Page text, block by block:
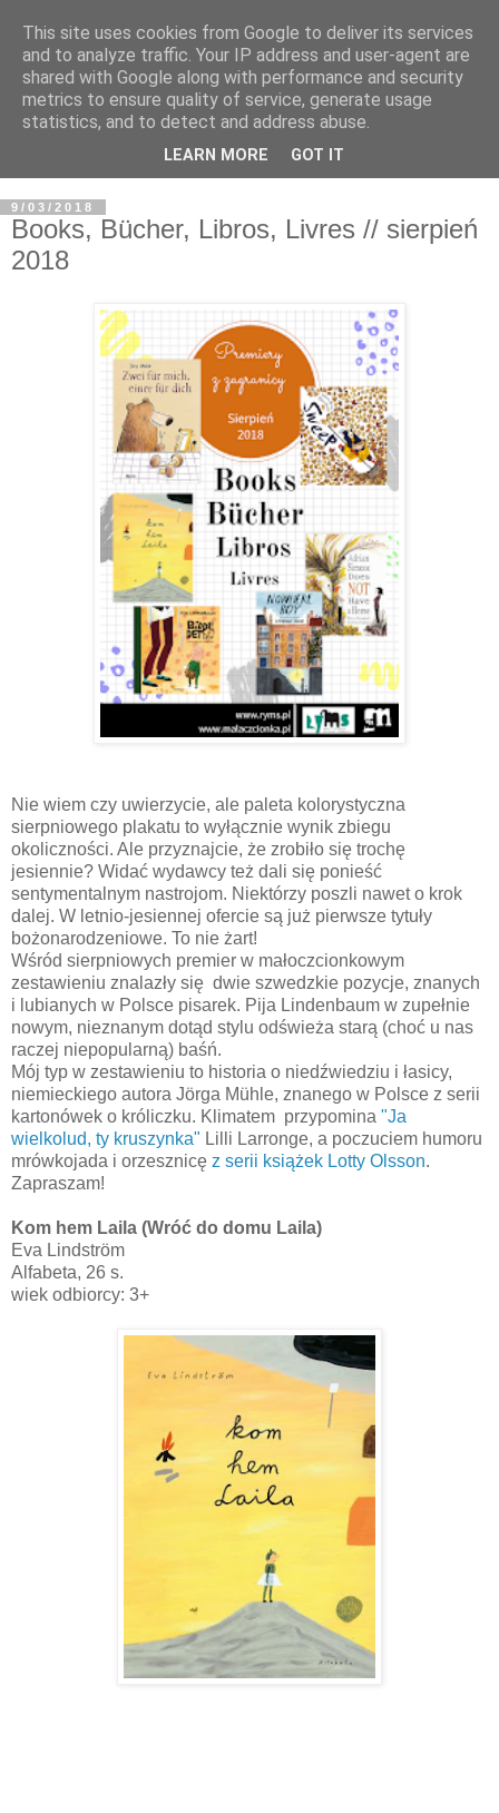
9/03/2018
Books, Bücher, Libros, Livres // sierpień
2018
Nie wiem czy uwierzycie, ale paleta kolorystyczna
sierpniowego plakatu to wyłącznie wynik zbiegu
okoliczności. Ale przyznajcie, że zrobiło się trochę
jesiennie? Widać wydawcy też dali się ponieść
sentymentalnym nastrojom. Niektórzy poszli nawet o krok
dalej. W letnio-jesiennej ofercie są już pierwsze tytuły
bożonarodzeniowe. To nie żart!
Wśród sierpniowych premier w małoczcionkowym
zestawieniu znalazły się dwie szwedzkie pozycje, znanych
i lubianych w Polsce pisarek. Pija Lindenbaum w zupełnie
nowym, nieznanym dotąd stylu odświeża starą (choć u nas
raczej niepopularną) baśń.
Mój typ w zestawieniu to historia o niedźwiedziu i łasicy,
niemieckiego autora Jörga Mühle, znanego w Polsce z serii
kartonówek o króliczku. Klimatem przypomina "Ja
wielkolud, ty kruszynka" Lilli Larronge, a poczuciem humoru
mrówkojada i orzesznicę z serii książek Lotty Olsson.
Zapraszam!
Kom hem Laila (Wróć do domu Laila)
Eva Lindström
Alfabeta, 26 s.
wiek odbiorcy: 3+
This site uses cookies from Google to deliver its services
and to analyze traffic. Your IP address and user-agent are
shared with Google along with performance and security
metrics to ensure quality of service, generate usage
statistics, and to detect and address abuse.
LEARN MORE GOT IT